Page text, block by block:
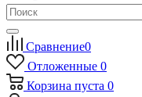
Сравнение0
Отложенные 0
Корзина пуста 0